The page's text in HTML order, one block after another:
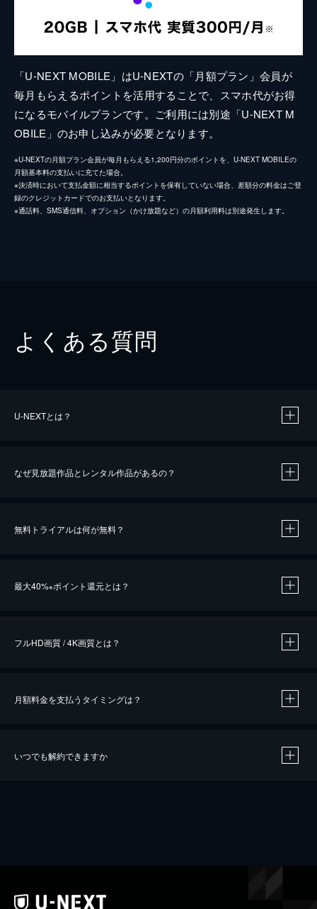
「U-NEXT MOBILE」はU-NEXTの「月額プラン」会員が
毎月もらえるポイントを活用することで、スマホ代がお得
になるモバイルプランです。ご利用には別途「U-NEXT M
OBILE」のお申し込みが必要となります。
※U-NEXTの月額プラン会員が毎月もらえる1,200円分のポイントを、U-NEXT MOBILEの
月額基本料の支払いに充てた場合。
※決済時において支払金額に相当するポイントを保有していない場合、差額分の料金はご登
録のクレジットカードでのお支払いとなります。
※通話料、SMS通信料、オプション（かけ放題など）の月額利用料は別途発生します。
よくある質問
U-NEXTとは？
なぜ見放題作品とレンタル作品があるの？
無料トライアルは何が無料？
最大40%※ポイント還元とは？
※40％ポイント還元の対象は、クレジットカード決済による作品の購入 / レンタルです。
フルHD画質 / 4K画質とは？
月額料金を支払うタイミングは？
いつでも解約できますか